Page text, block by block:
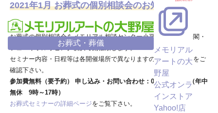
お葬式・葬儀
メモリアル
アートの大
野屋
公式オンラ
インストア
Yahoo!店
2021年1月 お葬式の個別相談会のお知らせ
お葬式の個別相談会をメモリアル相談センター小平・千葉 常光閣・
フューネラルリビング横浜で開催致します。
セミナー内容・日程等は各開催場所で異なりますので詳細ページをご
確認下さい。
参加費無料（要予約） 申し込み・お問い合わせ：0120-02-8888（年中
無休 9時～17時）
お葬式セミナーの詳細ページをご覧下さい。